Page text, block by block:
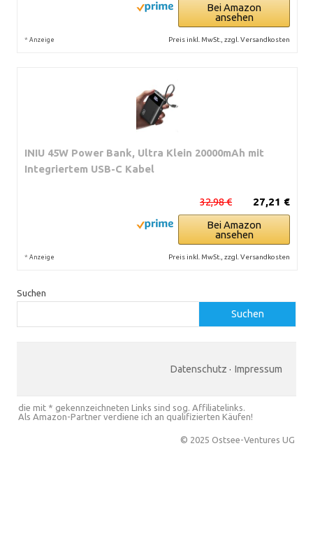
Bei Amazon
ansehen
* Anzeige Preis inkl. MwSt., zzgl. Versandkosten
INIU 45W Power Bank, Ultra Klein 20000mAh mit
Integriertem USB-C Kabel
27,21 €
32,98 €
Bei Amazon
ansehen
* Anzeige Preis inkl. MwSt., zzgl. Versandkosten
Suchen
Suchen
Datenschutz · Impressum
die mit * gekennzeichneten Links sind sog. Affiliatelinks.
Als Amazon-Partner verdiene ich an qualifizierten Käufen!
© 2025 Ostsee-Ventures UG